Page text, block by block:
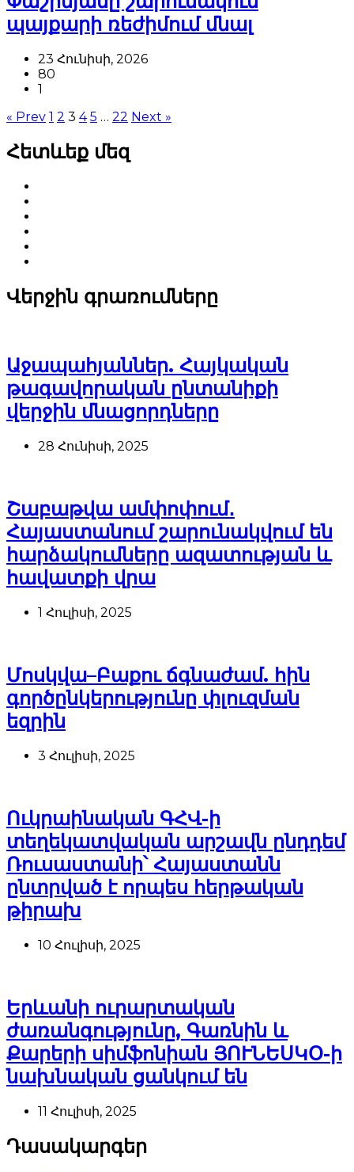
պայքարի ռեժիմում մնալ
23 Հունիսի, 2026
80
1
« Prev 1 2 3 4 5 … 22 Next »
Հետևեք մեզ
Վերջին գրառումները
Աջապահյաններ. Հայկական
թագավորական ընտանիքի
վերջին մնացորդները
28 Հունիսի, 2025
Շաբաթվա ամփոփում․
Հայաստանում շարունակվում են
հարձակումները ազատության և
հավատքի վրա
1 Հուլիսի, 2025
Մոսկվա–Բաքու ճգնաժամ. հին
գործընկերությունը փլուզման
եզրին
3 Հուլիսի, 2025
Ուկրաինական ԳՀՎ-ի
տեղեկատվական արշավն ընդդեմ
Ռուսաստանի՝ Հայաստանն
ընտրված է որպես հերթական
թիրախ
10 Հուլիսի, 2025
Երևանի ուրարտական
ժառանգությունը, Գառնին և
Քարերի սիմֆոնիան ՅՈՒՆԵՍԿՕ-ի
նախնական ցանկում են
11 Հուլիսի, 2025
Դասակարգեր